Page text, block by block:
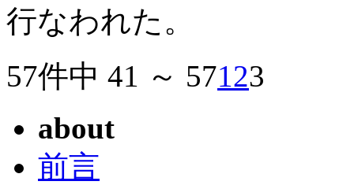
行なわれた。
57件中 41 ～ 57123
about
前言